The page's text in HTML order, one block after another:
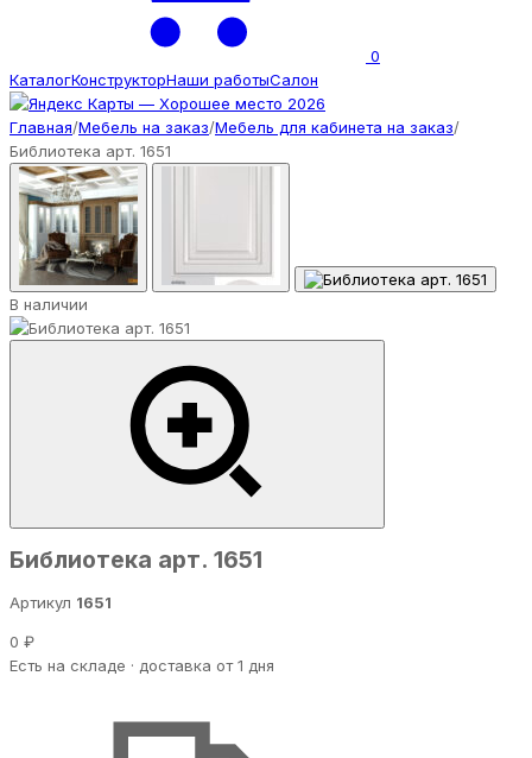
0
КаталогКонструкторНаши работыСалон
Главная/Мебель на заказ/Мебель для кабинета на заказ/
Библиотека арт. 1651
В наличии
Библиотека арт. 1651
Артикул 1651
0 ₽
Есть на складе · доставка от 1 дня